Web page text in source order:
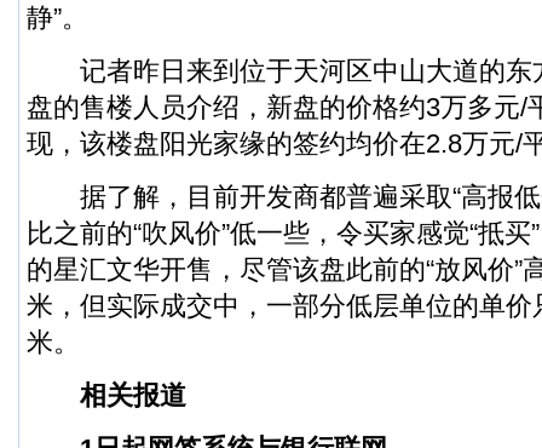
静”。
记者昨日来到位于天河区中山大道的东
盘的售楼人员介绍，新盘的价格约3万多元/
现，该楼盘阳光家缘的签约均价在2.8万元/
据了解，目前开发商都普遍采取“高报低
比之前的“吹风价”低一些，令买家感觉“抵
的星汇文华开售，尽管该盘此前的“放风价”
米，但实际成交中，一部分低层单位的单价
米。
相关报道